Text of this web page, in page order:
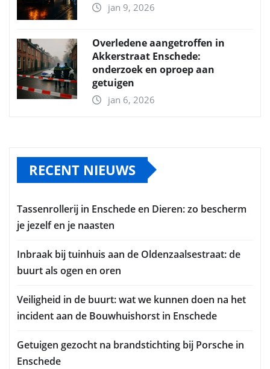
jan 9, 2026
Overledene aangetroffen in
Akkerstraat Enschede:
onderzoek en oproep aan
getuigen
jan 6, 2026
RECENT NIEUWS
Tassenrollerij in Enschede en Dieren: zo bescherm
je jezelf en je naasten
Inbraak bij tuinhuis aan de Oldenzaalsestraat: de
buurt als ogen en oren
Veiligheid in de buurt: wat we kunnen doen na het
incident aan de Bouwhuishorst in Enschede
Getuigen gezocht na brandstichting bij Porsche in
Enschede